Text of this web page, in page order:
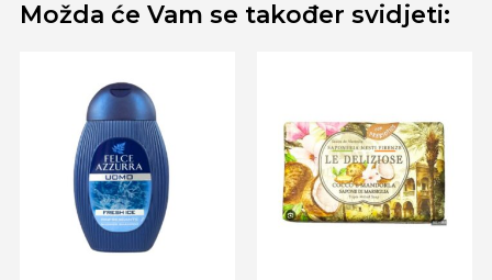
Možda će Vam se također svidjeti: